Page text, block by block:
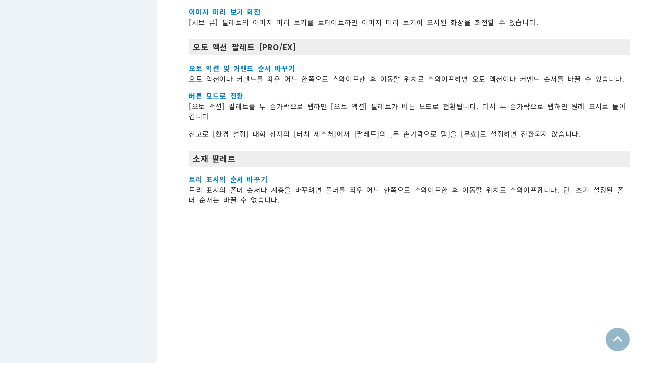
이미지 미리 보기 회전
[서브 뷰] 팔레트의 이미지 미리 보기를 로테이트하면 이미지 미리 보기에 표시된 화상을 회전할 수 있습니다.
오토 액션 팔레트 [PRO/EX]
오토 액션 및 커맨드 순서 바꾸기
오토 액션이나 커맨드를 좌우 어느 한쪽으로 스와이프한 후 이동할 위치로 스와이프하면 오토 액션이나 커맨드 순서를 바꿀 수 있습니다.
버튼 모드로 전환
[오토 액션] 팔레트를 두 손가락으로 탭하면 [오토 액션] 팔레트가 버튼 모드로 전환됩니다. 다시 두 손가락으로 탭하면 원래 표시로 돌아
갑니다.
참고로 [환경 설정] 대화 상자의 [터치 제스처]에서 [팔레트]의 [두 손가락으로 탭]을 [무효]로 설정하면 전환되지 않습니다.
소재 팔레트
트리 표시의 순서 바꾸기
트리 표시의 폴더 순서나 계층을 바꾸려면 폴더를 좌우 어느 한쪽으로 스와이프한 후 이동할 위치로 스와이프합니다. 단, 초기 설정된 폴
더 순서는 바꿀 수 없습니다.